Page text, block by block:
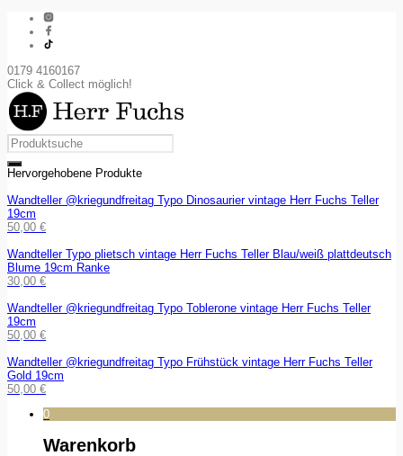
0179 4160167
Click & Collect möglich!
Hervorgehobene Produkte
Wandteller @kriegundfreitag Typo Dinosaurier vintage Herr Fuchs Teller
19cm
50,00 €
Wandteller Typo plietsch vintage Herr Fuchs Teller Blau/weiß plattdeutsch
Blume 19cm Ranke
30,00 €
Wandteller @kriegundfreitag Typo Toblerone vintage Herr Fuchs Teller
19cm
50,00 €
Wandteller @kriegundfreitag Typo Frühstück vintage Herr Fuchs Teller
Gold 19cm
50,00 €
0
Warenkorb